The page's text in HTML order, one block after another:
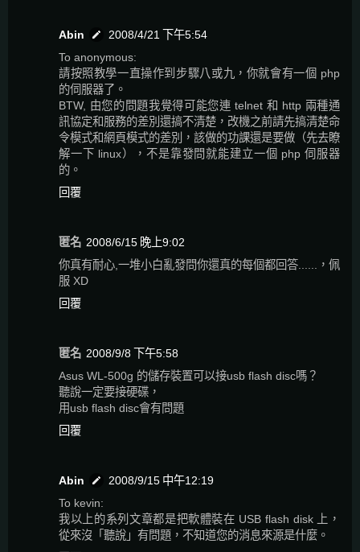
Abin
2008/4/21 下午5:54
To anonymous:
請按照教學一直操作到步驟八或九，你就會有一個 php
的伺服器了。
BTW, 由您的問題我覺得可能您連 telnet 和 http 兩種通
訊協定和服務的差別還搞不清楚，改機之前請先搞清楚命
令模式和網頁模式的差別，該做的功課還是要做（先去瞭
解一下 linux），不是靠發問就能建立一個 php 伺服器
的。
回覆
匿名 2008/6/15 晚上9:02
你真有耐心,一堆小白亂發問你還真的每個都回答......，佩
服 XD
回覆
匿名 2008/9/8 下午5:58
Asus WL-500g 的儲存裝置可以接usb flash disc嗎？
聽說一定要接硬碟，
用usb flash disc會有問題
回覆
Abin
2008/9/15 中午12:19
To kevin:
我以上的系列文章都是把軟體裝在 USB flash disk 上，
從來沒「聽說」有問題，不知道您的消息來源是什麼。